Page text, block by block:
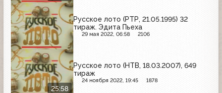
Русское лото (РТР, 21.05.1995) 32
тираж. Эдита Пьеха
29 мая 2022, 06:58 2106
25:58
Русское лото (НТВ, 18.03.2007), 649
тираж
24 ноября 2022, 19:45 1878